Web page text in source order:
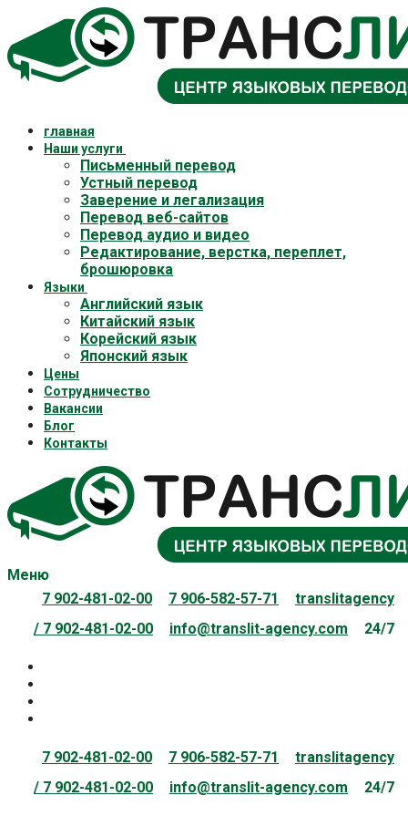
Перейти
содержимому
Закрыть
главная
Наши услуги
Письменный перевод
Устный перевод
Заверение и легализация
Перевод веб-сайтов
Перевод аудио и видео
Редактирование, верстка, переплет,
брошюровка
Языки
Английский язык
Китайский язык
Корейский язык
Японский язык
Цены
Cотрудничество
Вакансии
Блог
Контакты
Меню
7 902-481-02-00
7 906-582-57-71
translitagency
/ 7 902-481-02-00 info@translit-agency.com 24/7
7 902-481-02-00 7 906-582-57-71
translitagency
/ 7 902-481-02-00 info@translit-agency.com 24/7